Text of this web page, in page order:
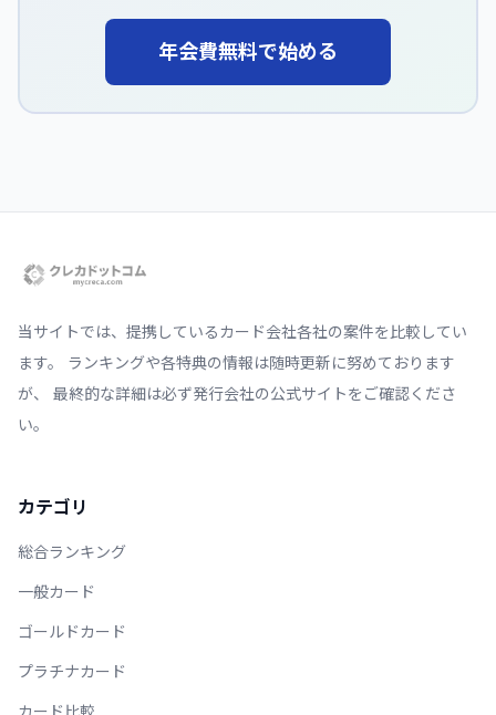
年会費無料で始める
当サイトでは、提携しているカード会社各社の案件を比較してい
ます。 ランキングや各特典の情報は随時更新に努めております
が、 最終的な詳細は必ず発行会社の公式サイトをご確認くださ
い。
カテゴリ
総合ランキング
一般カード
ゴールドカード
プラチナカード
カード比較